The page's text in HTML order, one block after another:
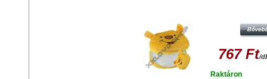
767 Ft/
Raktáron